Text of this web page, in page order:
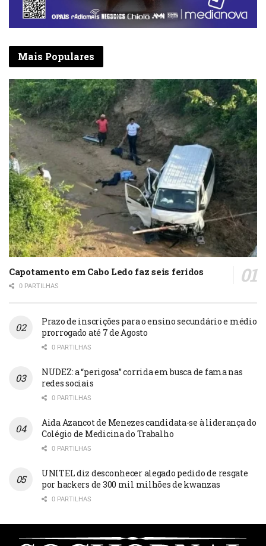
Mais Populares
Capotamento em Cabo Ledo faz seis feridos
0 PARTILHAS
Prazo de inscrições para o ensino secundário e médio
prorrogado até 7 de Agosto
0 PARTILHAS
NUDEZ: a “perigosa” corrida em busca de fama nas
redes sociais
0 PARTILHAS
Aida Azancot de Menezes candidata-se à liderança do
Colégio de Medicina do Trabalho
0 PARTILHAS
UNITEL diz desconhecer alegado pedido de resgate
por hackers de 300 mil milhões de kwanzas
0 PARTILHAS